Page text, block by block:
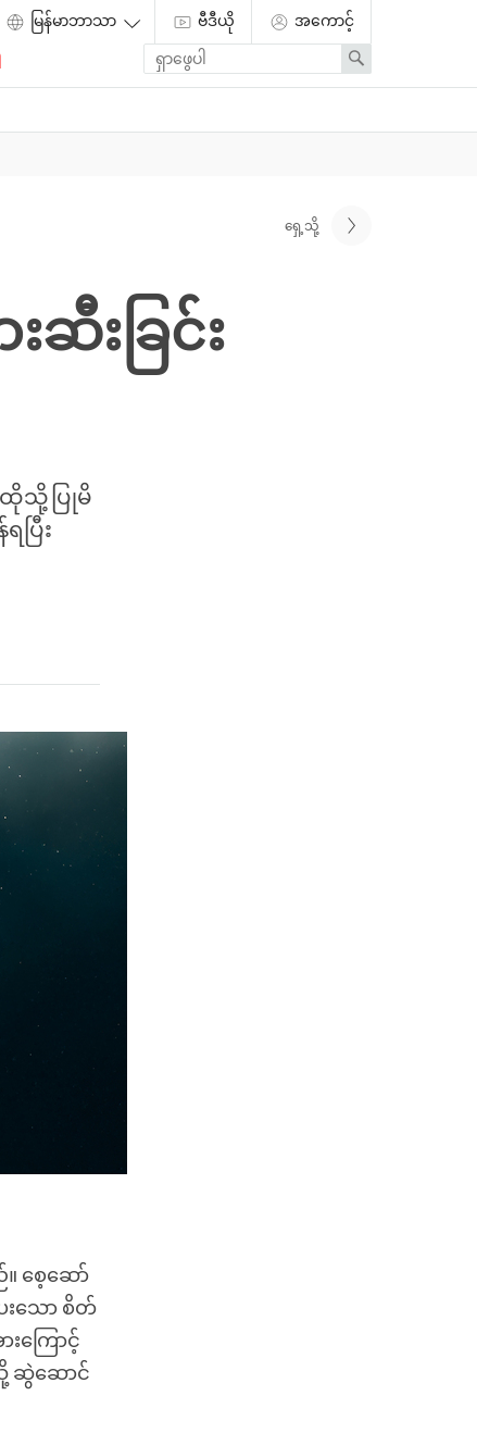
ဗီဒီယို
အကောင့်
Enter
search
term
Search
ရှေ့သို့
းခြင်း
ထိုသို့ပြုမိ
ပြီး
စေ့ဆော်
သော စိတ်
ကြောင့်
ဆွဲဆောင်